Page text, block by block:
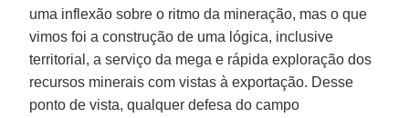
uma inflexão sobre o ritmo da mineração, mas o que
vimos foi a construção de uma lógica, inclusive
territorial, a serviço da mega e rápida exploração dos
recursos minerais com vistas à exportação. Desse
ponto de vista, qualquer defesa do campo